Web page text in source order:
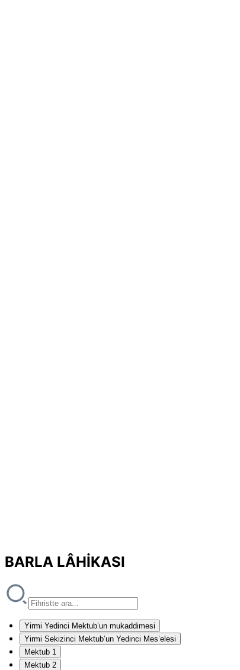
BARLA LÂHİKASI
Yirmi Yedinci Mektub’un mukaddimesi
Yirmi Sekizinci Mektub’un Yedinci Mes’elesi
Mektub 1
Mektub 2